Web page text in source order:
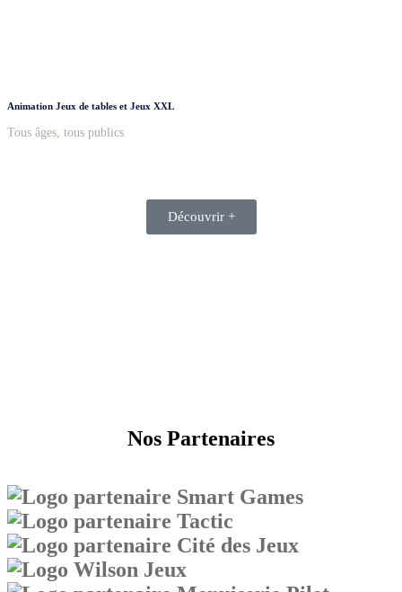
Animation Jeux de tables et Jeux XXL
Tous âges, tous publics
Découvrir +
Nos Partenaires